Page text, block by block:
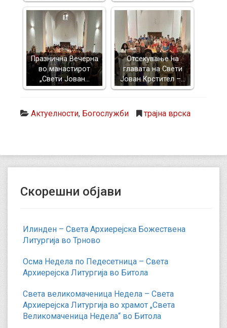
Празнична Вечерна
во манастирот
„Свети Јован…
Отсекување на
главата на Свети
Јован Крстител –…
Актуелности, Богослужби трајна врска
Скорешни објави
Илинден – Света Архиерејска Божествена
Литургија во Трново
Осма Недела по Педесетница – Света
Архиерејска Литургија во Битола
Света великомаченица Недела – Света
Архиерејска Литургија во храмот „Света
Великомаченица Недела“ во Битола